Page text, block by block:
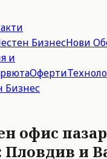
БизнесНови
и
Оферти
Бизнес
офис
Пловдив и